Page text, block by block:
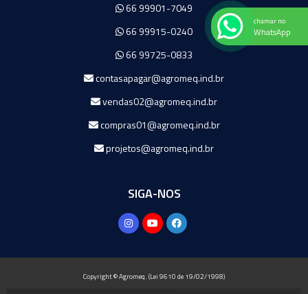
66 99901-7049
66 99915-0240
66 99725-0833
contasapagar@agromeq.ind.br
vendas02@agromeq.ind.br
compras01@agromeq.ind.br
projetos@agromeq.ind.br
SIGA-NOS
Copyright © Agromeq. (Lei 9610 de 19/02/1998)
chamar no
WhatsApp